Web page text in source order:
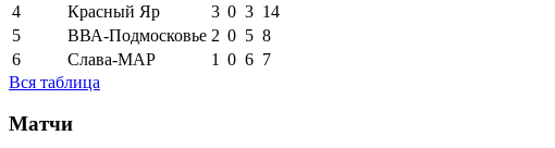
4
Красный Яр 3 0 3 14
5
ВВА-Подмосковье 2 0 5 8
6
Слава-МАР 1 0 6 7
Вся таблица
Матчи